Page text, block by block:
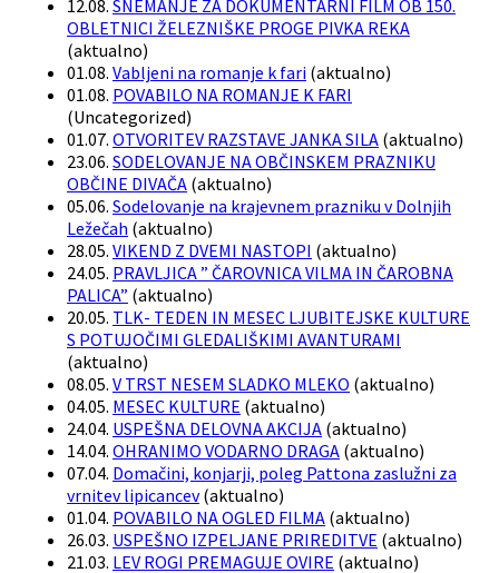
12.08. SNEMANJE ZA DOKUMENTARNI FILM OB 150.
OBLETNICI ŽELEZNIŠKE PROGE PIVKA REKA
(aktualno)
01.08. Vabljeni na romanje k fari (aktualno)
01.08. POVABILO NA ROMANJE K FARI
(Uncategorized)
01.07. OTVORITEV RAZSTAVE JANKA SILA (aktualno)
23.06. SODELOVANJE NA OBČINSKEM PRAZNIKU
OBČINE DIVAČA (aktualno)
05.06. Sodelovanje na krajevnem prazniku v Dolnjih
Ležečah (aktualno)
28.05. VIKEND Z DVEMI NASTOPI (aktualno)
24.05. PRAVLJICA ” ČAROVNICA VILMA IN ČAROBNA
PALICA” (aktualno)
20.05. TLK- TEDEN IN MESEC LJUBITEJSKE KULTURE
S POTUJOČIMI GLEDALIŠKIMI AVANTURAMI
(aktualno)
08.05. V TRST NESEM SLADKO MLEKO (aktualno)
04.05. MESEC KULTURE (aktualno)
24.04. USPEŠNA DELOVNA AKCIJA (aktualno)
14.04. OHRANIMO VODARNO DRAGA (aktualno)
07.04. Domačini, konjarji, poleg Pattona zaslužni za
vrnitev lipicancev (aktualno)
01.04. POVABILO NA OGLED FILMA (aktualno)
26.03. USPEŠNO IZPELJANE PRIREDITVE (aktualno)
21.03. LEV ROGI PREMAGUJE OVIRE (aktualno)